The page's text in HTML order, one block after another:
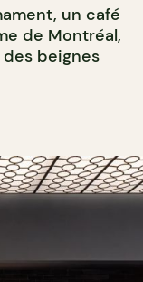
un café
de Montréal,
beignes